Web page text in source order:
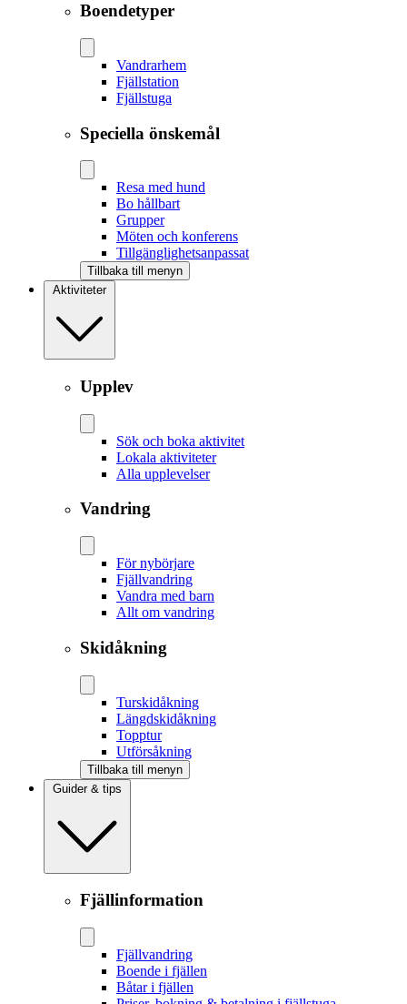
Boendetyper
Vandrarhem
Fjällstation
Fjällstuga
Speciella önskemål
Resa med hund
Bo hållbart
Grupper
Möten och konferens
Tillgänglighetsanpassat
Tillbaka till menyn
Aktiviteter
Upplev
Sök och boka aktivitet
Lokala aktiviteter
Alla upplevelser
Vandring
För nybörjare
Fjällvandring
Vandra med barn
Allt om vandring
Skidåkning
Tur­skidåkning
Längd­skidåkning
Topptur
Utförsåkning
Tillbaka till menyn
Guider & tips
Fjällinformation
Fjällvandring
Boende i fjällen
Båtar i fjällen